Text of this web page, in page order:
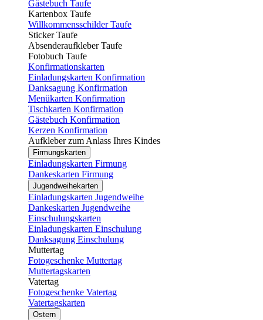
Gästebuch Taufe
Kartenbox Taufe
Willkommensschilder Taufe
Sticker Taufe
Absenderaufkleber Taufe
Fotobuch Taufe
Konfirmationskarten
Einladungskarten Konfirmation
Danksagung Konfirmation
Menükarten Konfirmation
Tischkarten Konfirmation
Gästebuch Konfirmation
Kerzen Konfirmation
Aufkleber zum Anlass Ihres Kindes
Firmungskarten
Einladungskarten Firmung
Dankeskarten Firmung
Jugendweihekarten
Einladungskarten Jugendweihe
Dankeskarten Jugendweihe
Einschulungskarten
Einladungskarten Einschulung
Danksagung Einschulung
Muttertag
Fotogeschenke Muttertag
Muttertagskarten
Vatertag
Fotogeschenke Vatertag
Vatertagskarten
Ostern